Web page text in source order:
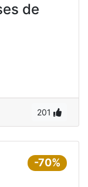
de
201
-70%